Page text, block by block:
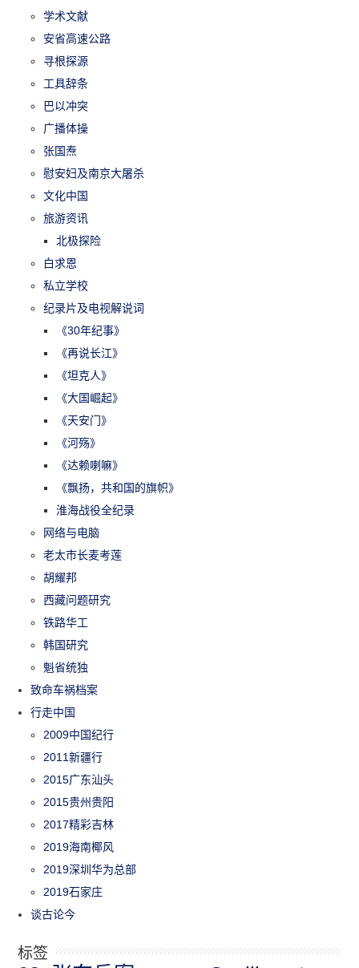
学术文献
安省高速公路
寻根探源
工具辞条
巴以冲突
广播体操
张国焘
慰安妇及南京大屠杀
文化中国
旅游资讯
北极探险
白求恩
私立学校
纪录片及电视解说词
《30年纪事》
《再说长江》
《坦克人》
《大国崛起》
《天安门》
《河殇》
《达赖喇嘛》
《飘扬，共和国的旗帜》
淮海战役全纪录
网络与电脑
老太市长麦考莲
胡耀邦
西藏问题研究
铁路华工
韩国研究
魁省统独
致命车祸档案
行走中国
2009中国纪行
2011新疆行
2015广东汕头
2015贵州贵阳
2017精彩吉林
2019海南椰风
2019深圳华为总部
2019石家庄
谈古论今
标签